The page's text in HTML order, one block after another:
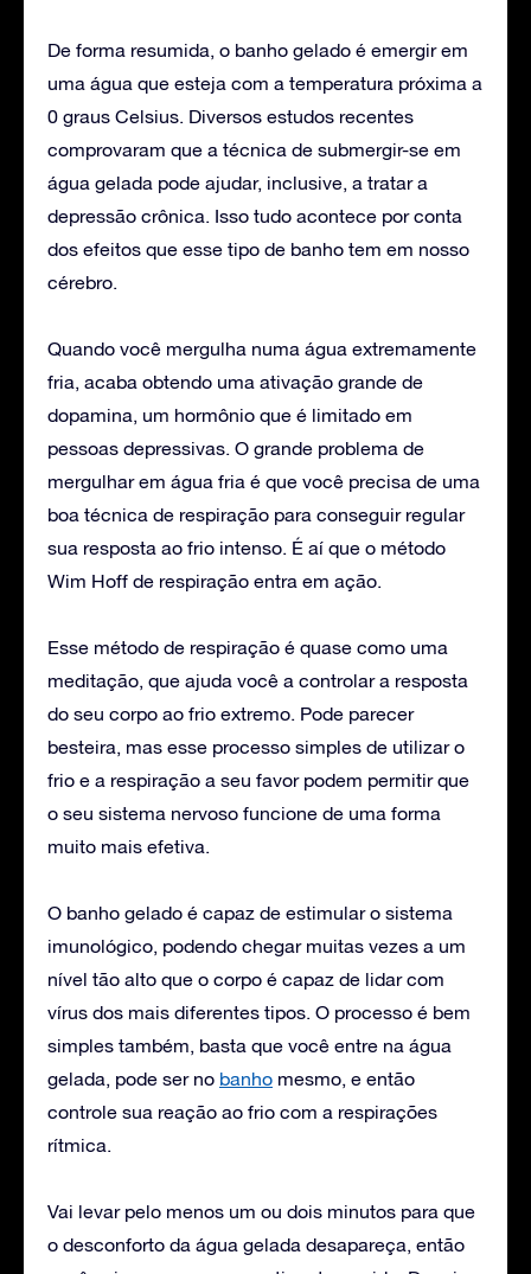
De forma resumida, o banho gelado é emergir em
uma água que esteja com a temperatura próxima a
0 graus Celsius. Diversos estudos recentes
comprovaram que a técnica de submergir-se em
água gelada pode ajudar, inclusive, a tratar a
depressão crônica. Isso tudo acontece por conta
dos efeitos que esse tipo de banho tem em nosso
cérebro.
Quando você mergulha numa água extremamente
fria, acaba obtendo uma ativação grande de
dopamina, um hormônio que é limitado em
pessoas depressivas. O grande problema de
mergulhar em água fria é que você precisa de uma
boa técnica de respiração para conseguir regular
sua resposta ao frio intenso. É aí que o método
Wim Hoff de respiração entra em ação.
Esse método de respiração é quase como uma
meditação, que ajuda você a controlar a resposta
do seu corpo ao frio extremo. Pode parecer
besteira, mas esse processo simples de utilizar o
frio e a respiração a seu favor podem permitir que
o seu sistema nervoso funcione de uma forma
muito mais efetiva.
O banho gelado é capaz de estimular o sistema
imunológico, podendo chegar muitas vezes a um
nível tão alto que o corpo é capaz de lidar com
vírus dos mais diferentes tipos. O processo é bem
simples também, basta que você entre na água
gelada, pode ser no banho mesmo, e então
controle sua reação ao frio com a respirações
rítmica.
Vai levar pelo menos um ou dois minutos para que
o desconforto da água gelada desapareça, então